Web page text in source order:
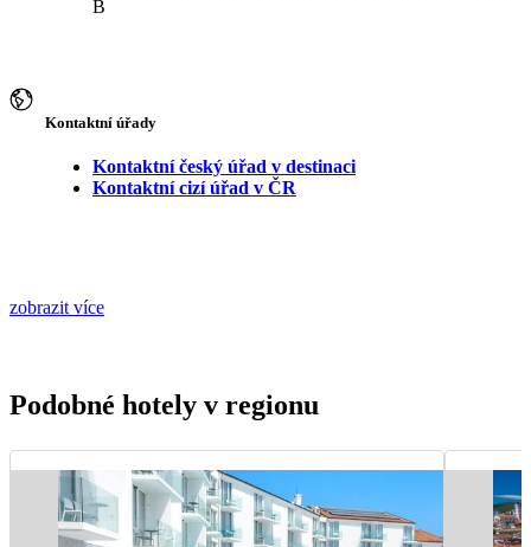
B
Kontaktní úřady
Kontaktní český úřad v destinaci
Kontaktní cizí úřad v ČR
zobrazit více
Podobné hotely v regionu